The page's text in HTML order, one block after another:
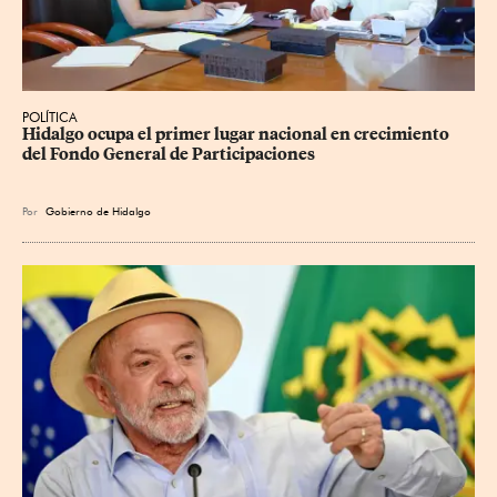
POLÍTICA
Hidalgo ocupa el primer lugar nacional en crecimiento
del Fondo General de Participaciones
Por Gobierno de Hidalgo